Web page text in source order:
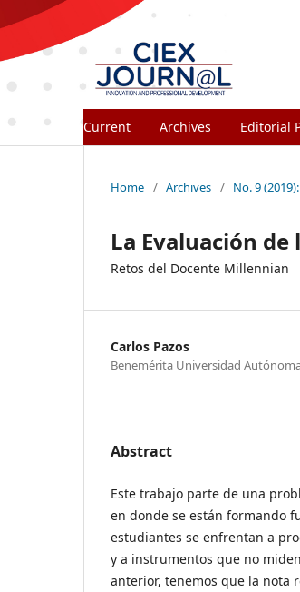
Current Archives Editorial
Home / Archives / No. 9
La Evaluación
Retos del Docente Millennian
Carlos Pazos
Benemérita Universidad
Abstract
Este trabajo parte de una
en donde se están formando
estudiantes se enfrentan a
y a instrumentos que no
anterior, tenemos que la nota